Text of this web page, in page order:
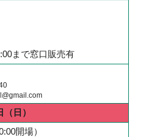
まで窓口販売有
（日）
開場）